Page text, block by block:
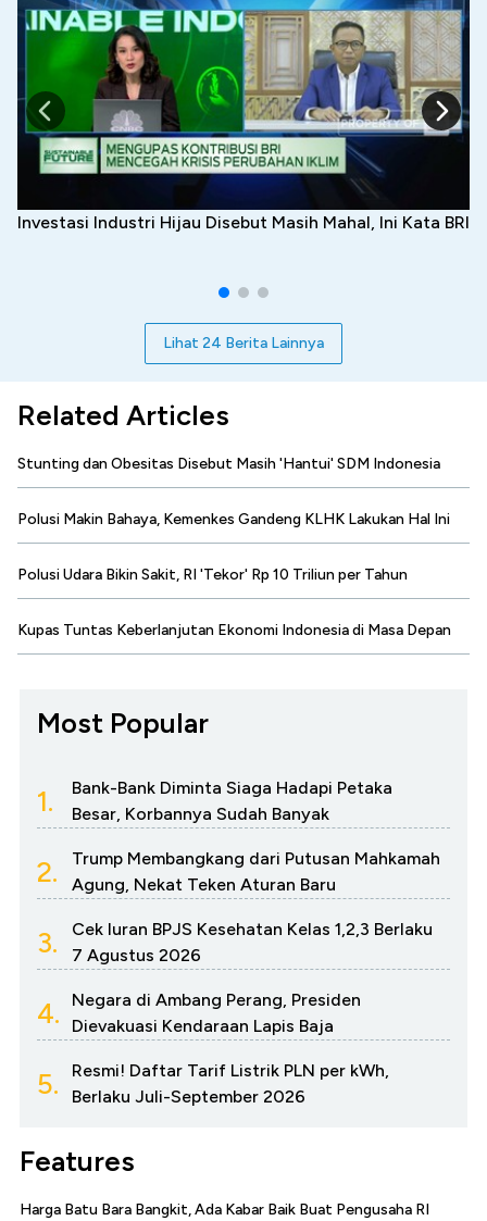
Investasi Industri Hijau Disebut Masih Mahal, Ini Kata BRI
Lihat 24 Berita Lainnya
Related Articles
Stunting dan Obesitas Disebut Masih 'Hantui' SDM Indonesia
Polusi Makin Bahaya, Kemenkes Gandeng KLHK Lakukan Hal Ini
Polusi Udara Bikin Sakit, RI 'Tekor' Rp 10 Triliun per Tahun
Kupas Tuntas Keberlanjutan Ekonomi Indonesia di Masa Depan
Most Popular
1.
Bank-Bank Diminta Siaga Hadapi Petaka
Besar, Korbannya Sudah Banyak
2.
Trump Membangkang dari Putusan Mahkamah
Agung, Nekat Teken Aturan Baru
3.
Cek Iuran BPJS Kesehatan Kelas 1,2,3 Berlaku
7 Agustus 2026
4.
Negara di Ambang Perang, Presiden
Dievakuasi Kendaraan Lapis Baja
5.
Resmi! Daftar Tarif Listrik PLN per kWh,
Berlaku Juli-September 2026
Features
Harga Batu Bara Bangkit, Ada Kabar Baik Buat Pengusaha RI